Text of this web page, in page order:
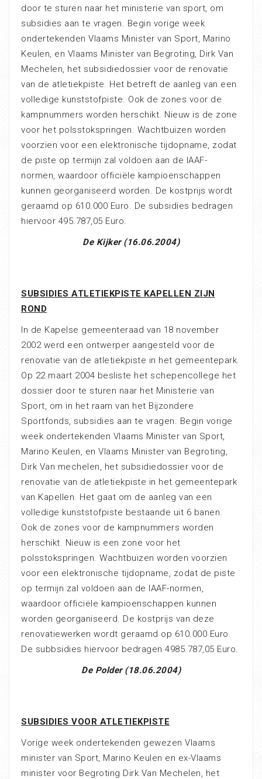
door te sturen naar het ministerie van sport, om
subsidies aan te vragen. Begin vorige week
ondertekenden Vlaams Minister van Sport, Marino
Keulen, en Vlaams Minister van Begroting, Dirk Van
Mechelen, het subsidiedossier voor de renovatie
van de atletiekpiste. Het betreft de aanleg van een
volledige kunststofpiste. Ook de zones voor de
kampnummers worden herschikt. Nieuw is de zone
voor het polsstokspringen. Wachtbuizen worden
voorzien voor een elektronische tijdopname, zodat
de piste op termijn zal voldoen aan de IAAF-
normen, waardoor officiële kampioenschappen
kunnen georganiseerd worden. De kostprijs wordt
geraamd op 610.000 Euro. De subsidies bedragen
hiervoor 495.787,05 Euro.
De Kijker (16.06.2004)
SUBSIDIES ATLETIEKPISTE KAPELLEN ZIJN
ROND
In de Kapelse gemeenteraad van 18 november
2002 werd een ontwerper aangesteld voor de
renovatie van de atletiekpiste in het gemeentepark.
Op 22 maart 2004 besliste het schepencollege het
dossier door te sturen naar het Ministerie van
Sport, om in het raam van het Bijzondere
Sportfonds, subsidies aan te vragen. Begin vorige
week ondertekenden Vlaams Minister van Sport,
Marino Keulen, en Vlaams Minister van Begroting,
Dirk Van mechelen, het subsidiedossier voor de
renovatie van de atletiekpiste in het gemeentepark
van Kapellen. Het gaat om de aanleg van een
volledige kunststofpiste bestaande uit 6 banen.
Ook de zones voor de kampnummers worden
herschikt. Nieuw is een zone voor het
polsstokspringen. Wachtbuizen worden voorzien
voor een elektronische tijdopname, zodat de piste
op termijn zal voldoen aan de IAAF-normen,
waardoor officiële kampioenschappen kunnen
worden georganiseerd. De kostprijs van deze
renovatiewerken wordt geraamd op 610.000 Euro.
De subbsidies hiervoor bedragen 4985.787,05 Euro.
De Polder (18.06.2004)
SUBSIDIES VOOR ATLETIEKPISTE
Vorige week ondertekenden gewezen Vlaams
minister van Sport, Marino Keulen en ex-Vlaams
minister voor Begroting Dirk Van Mechelen, het